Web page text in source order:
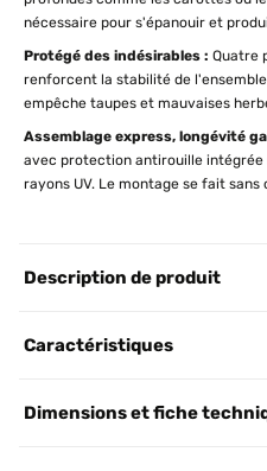
nécessaire pour s'épanouir et
Protégé des indésirables : Quatre
renforcent la stabilité de
empêche taupes et mauvaises
Assemblage express, longévité
avec protection antirouille intégrée
rayons UV. Le montage se fait
Description de produit
Caractéristiques
Dimensions et fiche